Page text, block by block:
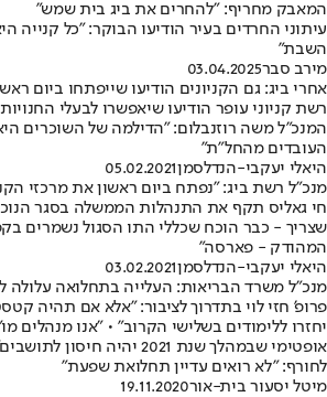
המאבק מחריף: "להחרים את ביג בית שמש"
עיתוני החרדים בעיר הודיעו הבוקר: "כל קנייה
השבת"
מירב סבר03.04.2025
אחרי ביג: גם הקניונים הודיעו שייפתחו ביום
רשת קניוני עופר הודיעו שיאפשרו לבעלי
המנכ"ל משה רוזנבלום: "הדילמה של השוכרים
העובדים מהחל"ת"
היאלי יעקבי-הנדלסמן05.02.2021
מנכ"ל רשת ביג: "נפתח ביום ראשון את מרכזי
חי גאליס תקף את התנהלות הממשלה בסגר
שצריך - כבר הוכח שכללי התו הסגול נשמרים
המהודק - פארסה"
היאלי יעקבי-הנדלסמן03.02.2021
מנכ"ל משרד הבריאות: העלייה בתחלואה עלולה
פרופ' חזי לוי בתדרוך לציבור: "אלא אם תהיה
יחזרו ללימודים בשלישי הקרוב" • "אנו מנהלים
אופטימי שבמהלך שנת 2021 יהיה
לחורף: "לא רואים עדיין תחלואת שפעת"
מיטל יסעור בית-אור19.11.2020